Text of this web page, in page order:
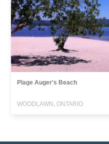
Plage Auger's Beach
WOODLAWN, ONTARIO